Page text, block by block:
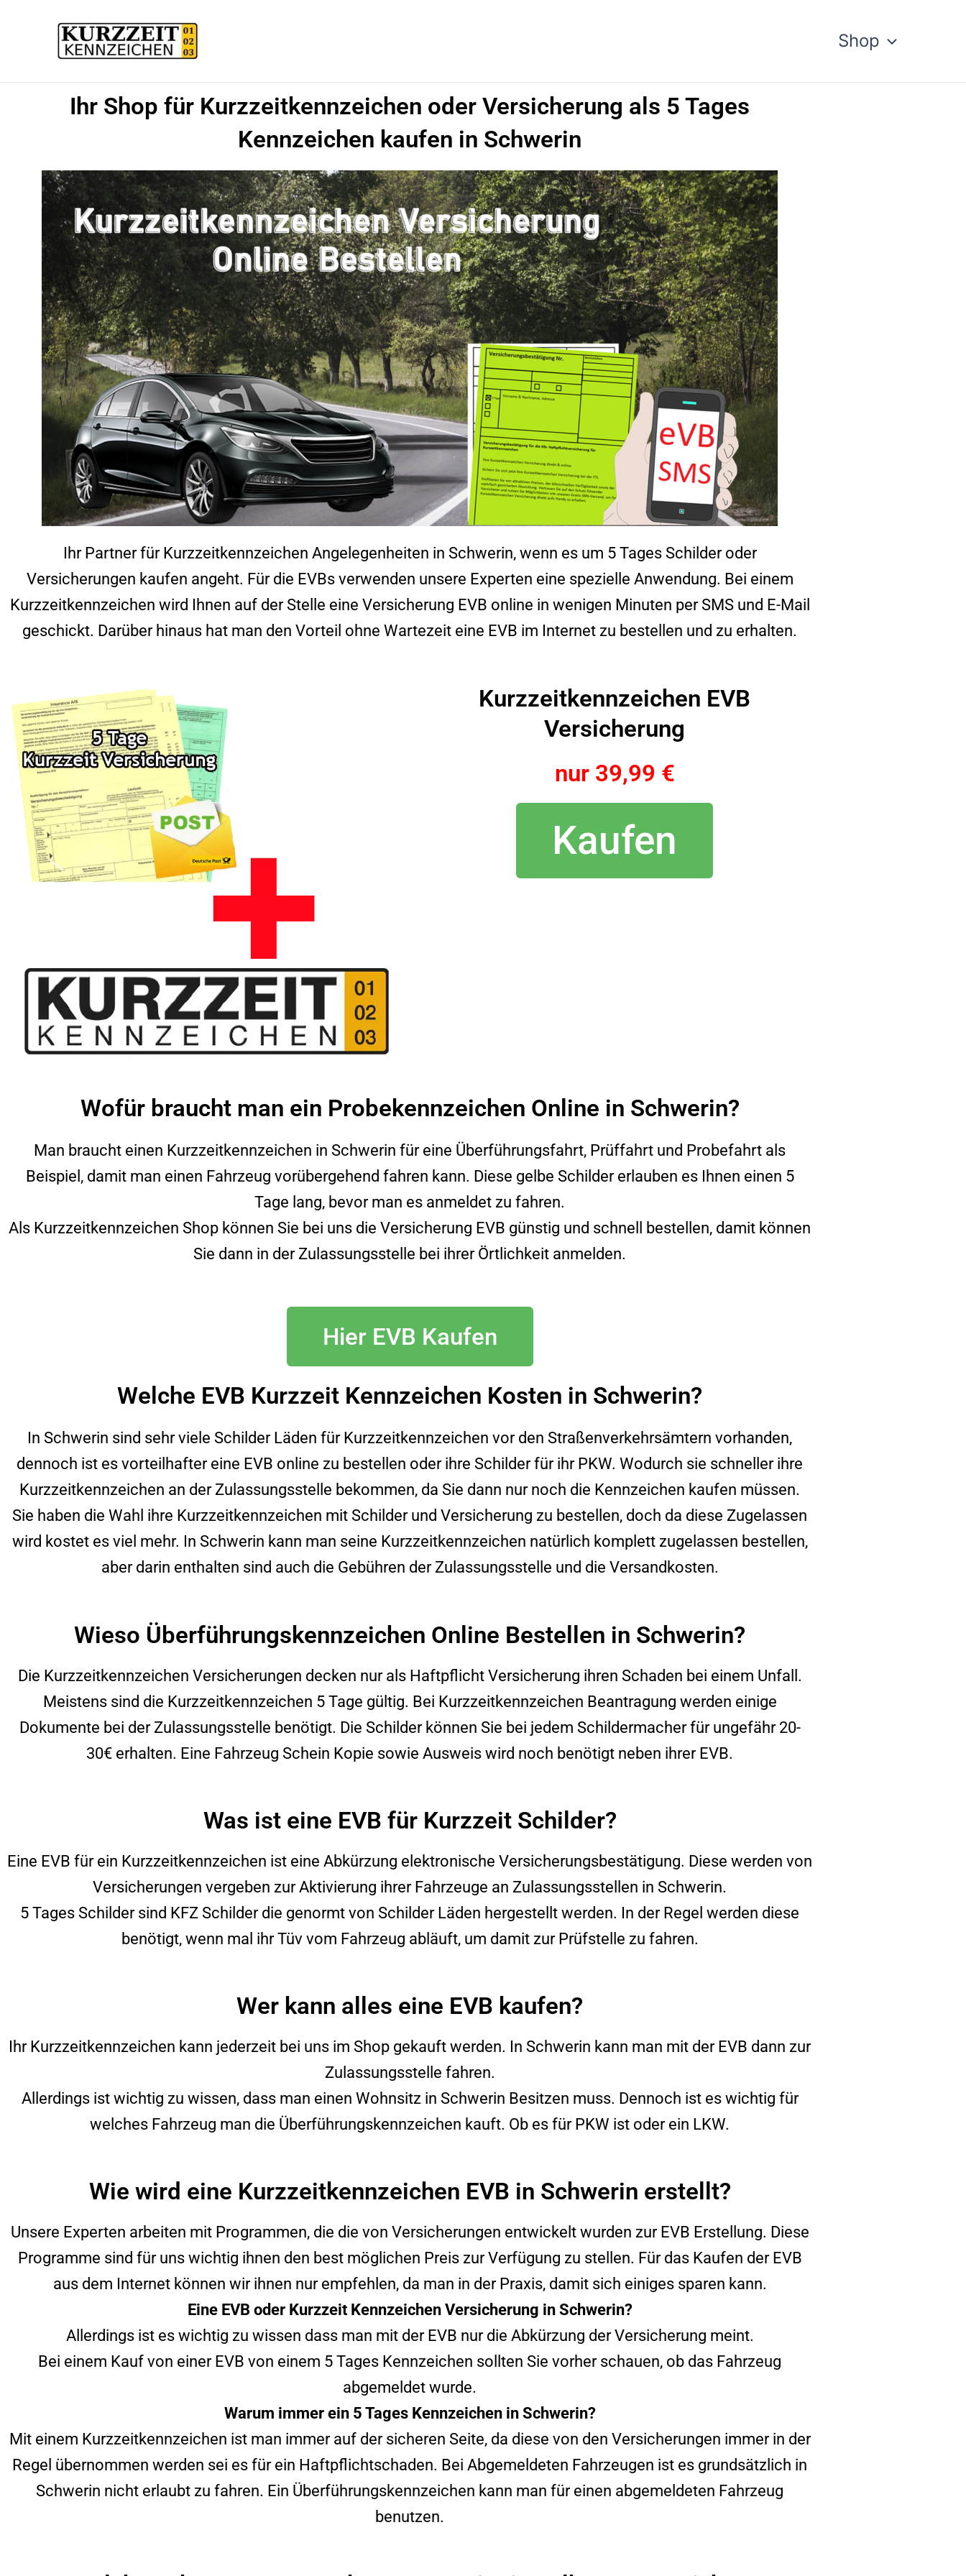
springen
Shop
Ihr Shop für Kurzzeitkennzeichen oder Versicherung als 5 Tages
Kennzeichen kaufen in Schwerin
Ihr Partner für Kurzzeitkennzeichen Angelegenheiten in Schwerin, wenn es um 5 Tages Schilder oder
Versicherungen kaufen angeht. Für die EVBs verwenden unsere Experten eine spezielle Anwendung. Bei einem
Kurzzeitkennzeichen wird Ihnen auf der Stelle eine Versicherung EVB online in wenigen Minuten per SMS und E-Mail
geschickt. Darüber hinaus hat man den Vorteil ohne Wartezeit eine EVB im Internet zu bestellen und zu erhalten.
Kurzzeitkennzeichen EVB
Versicherung
nur 39,99 €
Kaufen
Wofür braucht man ein Probekennzeichen Online in Schwerin?
Man braucht einen Kurzzeitkennzeichen in Schwerin für eine Überführungsfahrt, Prüffahrt und Probefahrt als
Beispiel, damit man einen Fahrzeug vorübergehend fahren kann. Diese gelbe Schilder erlauben es Ihnen einen 5
Tage lang, bevor man es anmeldet zu fahren.
Als Kurzzeitkennzeichen Shop können Sie bei uns die Versicherung EVB günstig und schnell bestellen, damit können
Sie dann in der Zulassungsstelle bei ihrer Örtlichkeit anmelden.
Hier EVB Kaufen
Welche EVB Kurzzeit Kennzeichen Kosten in Schwerin?
In Schwerin sind sehr viele Schilder Läden für Kurzzeitkennzeichen vor den Straßenverkehrsämtern vorhanden,
dennoch ist es vorteilhafter eine EVB online zu bestellen oder ihre Schilder für ihr PKW. Wodurch sie schneller ihre
Kurzzeitkennzeichen an der Zulassungsstelle bekommen, da Sie dann nur noch die Kennzeichen kaufen müssen.
Sie haben die Wahl ihre Kurzzeitkennzeichen mit Schilder und Versicherung zu bestellen, doch da diese Zugelassen
wird kostet es viel mehr. In Schwerin kann man seine Kurzzeitkennzeichen natürlich komplett zugelassen bestellen,
aber darin enthalten sind auch die Gebühren der Zulassungsstelle und die Versandkosten.
Wieso Überführungskennzeichen Online Bestellen in Schwerin?
Die Kurzzeitkennzeichen Versicherungen decken nur als Haftpflicht Versicherung ihren Schaden bei einem Unfall.
Meistens sind die Kurzzeitkennzeichen 5 Tage gültig. Bei Kurzzeitkennzeichen Beantragung werden einige
Dokumente bei der Zulassungsstelle benötigt. Die Schilder können Sie bei jedem Schildermacher für ungefähr 20-
30€ erhalten. Eine Fahrzeug Schein Kopie sowie Ausweis wird noch benötigt neben ihrer EVB.
Was ist eine EVB für Kurzzeit Schilder?
Eine EVB für ein Kurzzeitkennzeichen ist eine Abkürzung elektronische Versicherungsbestätigung. Diese werden von
Versicherungen vergeben zur Aktivierung ihrer Fahrzeuge an Zulassungsstellen in Schwerin.
5 Tages Schilder sind KFZ Schilder die genormt von Schilder Läden hergestellt werden. In der Regel werden diese
benötigt, wenn mal ihr Tüv vom Fahrzeug abläuft, um damit zur Prüfstelle zu fahren.
Wer kann alles eine EVB kaufen?
Ihr Kurzzeitkennzeichen kann jederzeit bei uns im Shop gekauft werden. In Schwerin kann man mit der EVB dann zur
Zulassungsstelle fahren.
Allerdings ist wichtig zu wissen, dass man einen Wohnsitz in Schwerin Besitzen muss. Dennoch ist es wichtig für
welches Fahrzeug man die Überführungskennzeichen kauft. Ob es für PKW ist oder ein LKW.
Wie wird eine Kurzzeitkennzeichen EVB in Schwerin erstellt?
Unsere Experten arbeiten mit Programmen, die die von Versicherungen entwickelt wurden zur EVB Erstellung. Diese
Programme sind für uns wichtig ihnen den best möglichen Preis zur Verfügung zu stellen. Für das Kaufen der EVB
aus dem Internet können wir ihnen nur empfehlen, da man in der Praxis, damit sich einiges sparen kann.
Eine EVB oder Kurzzeit Kennzeichen Versicherung in Schwerin?
Allerdings ist es wichtig zu wissen dass man mit der EVB nur die Abkürzung der Versicherung meint.
Bei einem Kauf von einer EVB von einem 5 Tages Kennzeichen sollten Sie vorher schauen, ob das Fahrzeug
abgemeldet wurde.
Warum immer ein 5 Tages Kennzeichen in Schwerin?
Mit einem Kurzzeitkennzeichen ist man immer auf der sicheren Seite, da diese von den Versicherungen immer in der
Regel übernommen werden sei es für ein Haftpflichtschaden. Bei Abgemeldeten Fahrzeugen ist es grundsätzlich in
Schwerin nicht erlaubt zu fahren. Ein Überführungskennzeichen kann man für einen abgemeldeten Fahrzeug
benutzen.